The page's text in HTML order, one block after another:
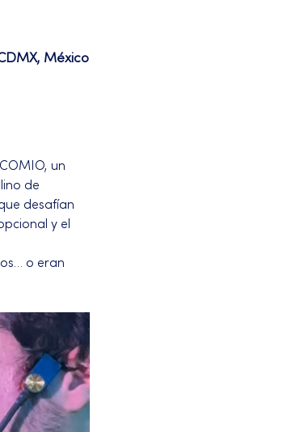
México
un
de
desafían
y el
o eran